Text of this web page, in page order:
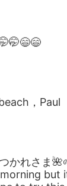
，Paul
かれさま
but